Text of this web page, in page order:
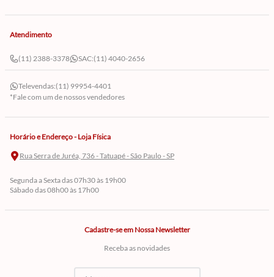
Atendimento
(11) 2388-3378 SAC:(11) 4040-2656
Televendas:(11) 99954-4401
*Fale com um de nossos vendedores
Horário e Endereço - Loja Física
Rua Serra de Juréa, 736 - Tatuapé - São Paulo - SP
Segunda a Sexta das 07h30 às 19h00
Sábado das 08h00 às 17h00
Cadastre-se em Nossa Newsletter
Receba as novidades